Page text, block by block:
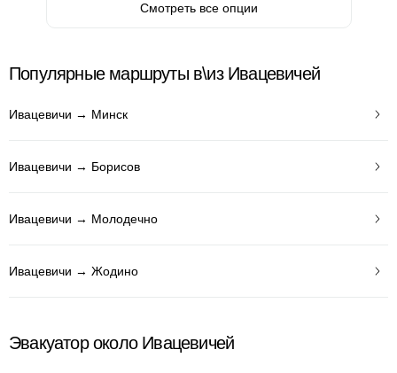
Смотреть все опции
Популярные маршруты в\из Ивацевичей
Ивацевичи → Минск
Ивацевичи → Борисов
Ивацевичи → Молодечно
Ивацевичи → Жодино
Эвакуатор около Ивацевичей